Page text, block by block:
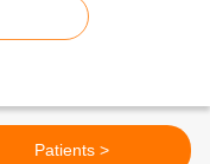
Patients >